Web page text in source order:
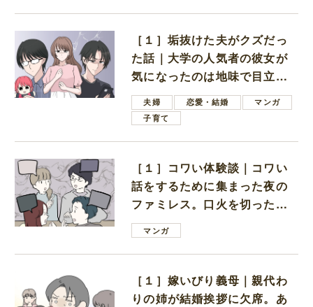
［１］垢抜けた夫がクズだっ
た話｜大学の人気者の彼女が
気になったのは地味で目立た
ない男子学生
夫婦 恋愛・結婚
マンガ
子育て
［１］コワい体験談｜コワい
話をするために集まった夜の
ファミレス。口火を切ったの
は電車好きの男の子ママ
マンガ
［１］嫁いびり義母｜親代わ
りの姉が結婚挨拶に欠席。あ